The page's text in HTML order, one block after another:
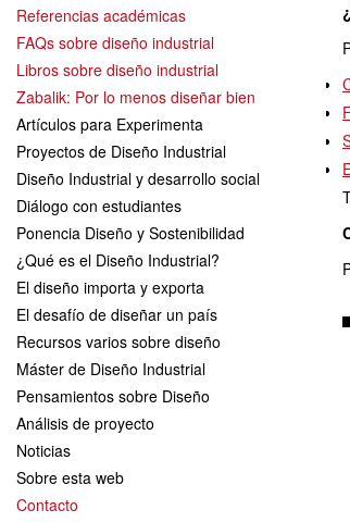
Referencias académicas
FAQs sobre diseño industrial
Libros sobre diseño industrial
Zabalik: Por lo menos diseñar bien
Artículos para Experimenta
Proyectos de Diseño Industrial
Diseño Industrial y desarrollo social
Diálogo con estudiantes
Ponencia Diseño y Sostenibilidad
¿Qué es el Diseño Industrial?
El diseño importa y exporta
El desafío de diseñar un país
Recursos varios sobre diseño
Máster de Diseño Industrial
Pensamientos sobre Diseño
Análisis de proyecto
Noticias
Sobre esta web
Contacto